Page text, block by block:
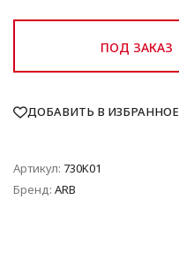
ПОД ЗАКАЗ
ДОБАВИТЬ В ИЗБРАННОЕ
Артикул: 730K01
Бренд: ARB